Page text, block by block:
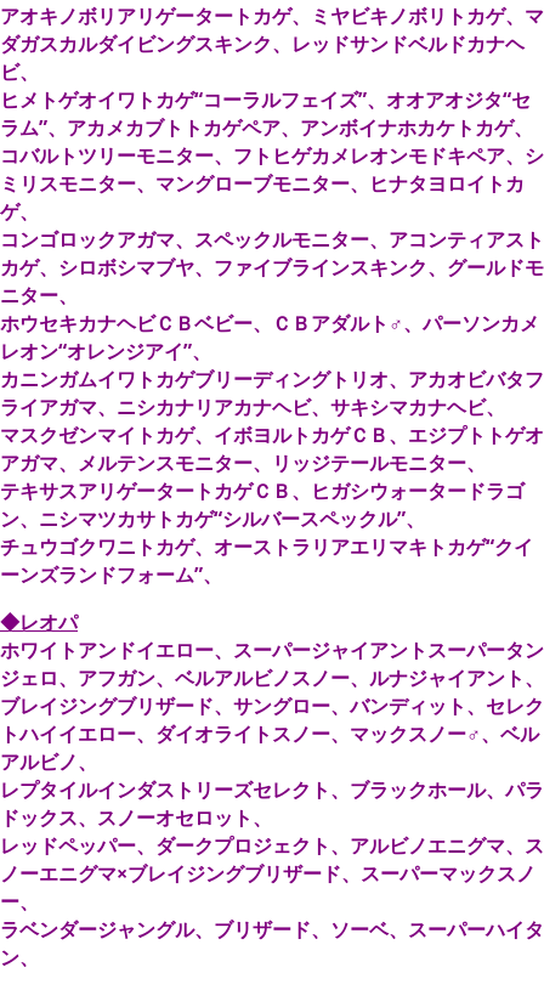
アオキノボリアリゲータートカゲ、ミヤビキノボリトカゲ、マ
ダガスカルダイビングスキンク、レッドサンドベルドカナヘ
ビ、
ヒメトゲオイワトカゲ“コーラルフェイズ”、オオアオジタ“セ
ラム”、アカメカブトトカゲペア、アンボイナホカケトカゲ、
コバルトツリーモニター、フトヒゲカメレオンモドキペア、シ
ミリスモニター、マングローブモニター、ヒナタヨロイトカ
ゲ、
コンゴロックアガマ、スペックルモニター、アコンティアスト
カゲ、シロボシマブヤ、ファイブラインスキンク、グールドモ
ニター、
ホウセキカナヘビＣＢベビー、ＣＢアダルト♂、パーソンカメ
レオン“オレンジアイ”、
カニンガムイワトカゲブリーディングトリオ、アカオビバタフ
ライアガマ、ニシカナリアカナヘビ、サキシマカナヘビ、
マスクゼンマイトカゲ、イボヨルトカゲＣＢ、エジプトトゲオ
アガマ、メルテンスモニター、リッジテールモニター、
テキサスアリゲータートカゲＣＢ、ヒガシウォータードラゴ
ン、ニシマツカサトカゲ“シルバースペックル”、
チュウゴクワニトカゲ、オーストラリアエリマキトカゲ“クイ
ーンズランドフォーム”、
◆レオパ
ホワイトアンドイエロー、スーパージャイアントスーパータン
ジェロ、アフガン、ベルアルビノスノー、ルナジャイアント、
ブレイジングブリザード、サングロー、バンディット、セレク
トハイイエロー、ダイオライトスノー、マックスノー♂、ベル
アルビノ、
レプタイルインダストリーズセレクト、ブラックホール、パラ
ドックス、スノーオセロット、
レッドペッパー、ダークプロジェクト、アルビノエニグマ、ス
ノーエニグマ×ブレイジングブリザード、スーパーマックスノ
ー、
ラベンダージャングル、ブリザード、ソーベ、スーパーハイタ
ン、